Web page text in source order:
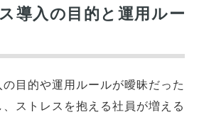
導入の目的と運用ルー
目的や運用ルールが曖昧だった
ストレスを抱える社員が増える